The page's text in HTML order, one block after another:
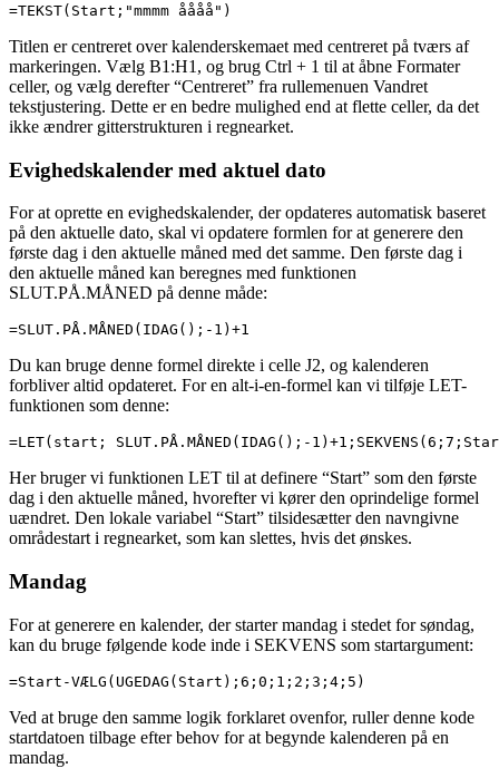
=TEKST(Start;"mmmm åååå")
Titlen er centreret over kalenderskemaet med centreret på tværs af
markeringen. Vælg B1:H1, og brug Ctrl + 1 til at åbne Formater
celler, og vælg derefter “Centreret” fra rullemenuen Vandret
tekstjustering. Dette er en bedre mulighed end at flette celler, da det
ikke ændrer gitterstrukturen i regnearket.
Evighedskalender med aktuel dato
For at oprette en evighedskalender, der opdateres automatisk baseret
på den aktuelle dato, skal vi opdatere formlen for at generere den
første dag i den aktuelle måned med det samme. Den første dag i
den aktuelle måned kan beregnes med funktionen
SLUT.PÅ.MÅNED på denne måde:
=SLUT.PÅ.MÅNED(IDAG();-1)+1
Du kan bruge denne formel direkte i celle J2, og kalenderen
forbliver altid opdateret. For en alt-i-en-formel kan vi tilføje LET-
funktionen som denne:
=LET(start; SLUT.PÅ.MÅNED(IDAG();-
Her bruger vi funktionen LET til at definere “Start” som den første
dag i den aktuelle måned, hvorefter vi kører den oprindelige formel
uændret. Den lokale variabel “Start” tilsidesætter den navngivne
områdestart i regnearket, som kan slettes, hvis det ønskes.
Mandag
For at generere en kalender, der starter mandag i stedet for søndag,
kan du bruge følgende kode inde i SEKVENS som startargument:
=Start-VÆLG(UGEDAG(Start);6;0;1;2;3;4;5)
Ved at bruge den samme logik forklaret ovenfor, ruller denne kode
startdatoen tilbage efter behov for at begynde kalenderen på en
mandag.